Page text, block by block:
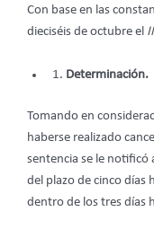
Con base en las
dieciséis de octubre el
Determinación.
Tomando en
haberse realizado
sentencia se le notificó
del plazo de cinco días
dentro de los tres días